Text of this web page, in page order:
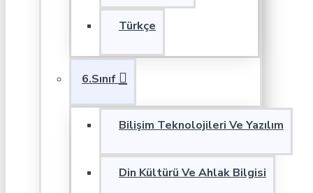
Türkçe
6.Sınıf
Bilişim Teknolojileri Ve Yazılım
Din Kültürü Ve Ahlak Bilgisi